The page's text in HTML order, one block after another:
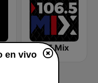
106.5 Mix
en vivo